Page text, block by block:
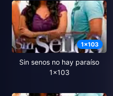
1x103
Sin senos no hay paraíso
1x103